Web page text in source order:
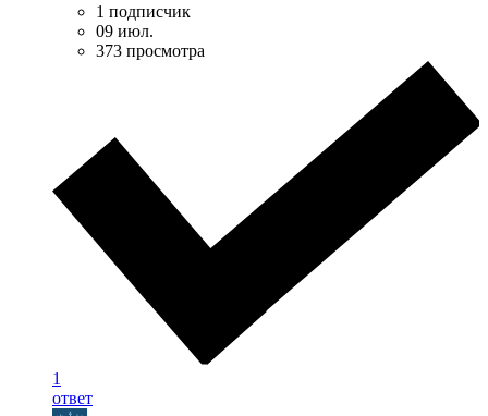
1 подписчик
09 июл.
373 просмотра
1
ответ